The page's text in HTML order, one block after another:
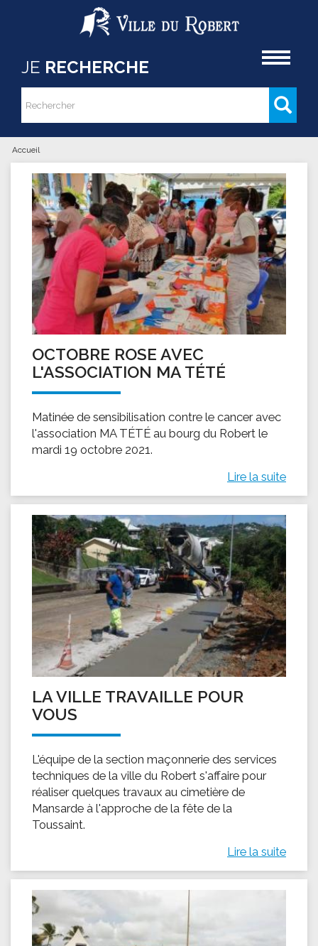
Aller au contenu principal
JE RECHERCHE
Formulaire de recherche
Rechercher
Vous êtes ici
Accueil
OCTOBRE ROSE AVEC
L'ASSOCIATION MA TÉTÉ
Matinée de sensibilisation contre le cancer avec
l'association MA TÉTÉ au bourg du Robert le
mardi 19 octobre 2021.
Lire la suite
LA VILLE TRAVAILLE POUR
VOUS
L'équipe de la section maçonnerie des services
techniques de la ville du Robert s'affaire pour
réaliser quelques travaux au cimetière de
Mansarde à l'approche de la fête de la
Toussaint.
Lire la suite